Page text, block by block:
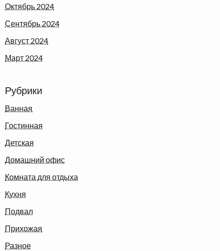
Октябрь 2024
Сентябрь 2024
Август 2024
Март 2024
Рубрики
Ванная
Гостинная
Детская
Домашний офис
Комната для отдыха
Кухня
Подвал
Прихожая
Разное